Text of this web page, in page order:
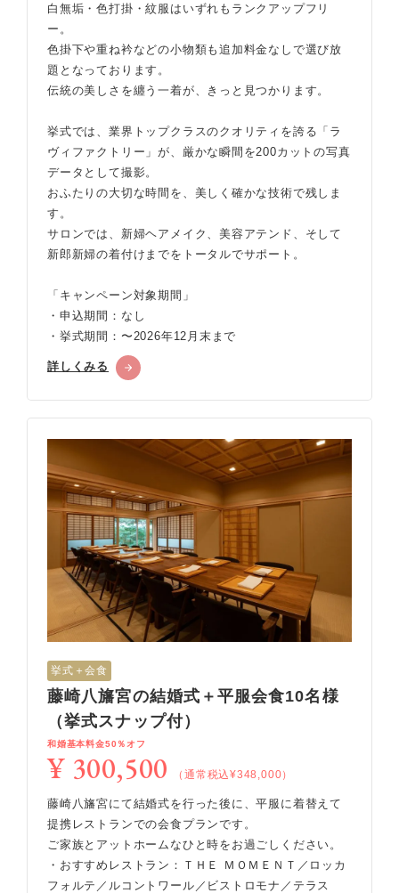
白無垢・色打掛・紋服はいずれもランクアップフリ
ー。
色掛下や重ね衿などの小物類も追加料金なしで選び放
題となっております。
伝統の美しさを纏う一着が、きっと見つかります。
挙式では、業界トップクラスのクオリティを誇る「ラ
ヴィファクトリー」が、厳かな瞬間を200カットの写真
データとして撮影。
おふたりの大切な時間を、美しく確かな技術で残しま
す。
サロンでは、新婦ヘアメイク、美容アテンド、そして
新郎新婦の着付けまでをトータルでサポート。
「キャンペーン対象期間」
・申込期間：なし
・挙式期間：〜2026年12月末まで
詳しくみる
挙式＋会食
藤崎八旛宮の結婚式＋平服会食10名様
（挙式スナップ付）
和婚基本料金50％オフ
¥ 300,500 （通常税込¥348,000）
藤崎八旛宮にて結婚式を行った後に、平服に着替えて
提携レストランでの会食プランです。
ご家族とアットホームなひと時をお過ごしください。
・おすすめレストラン：ＴＨＥ ＭＯＭＥＮＴ／ロッカ
フォルテ／ルコントワール／ビストロモナ／テラス